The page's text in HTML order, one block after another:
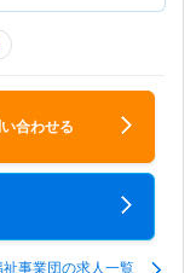
合わせる
事業団の求人一覧